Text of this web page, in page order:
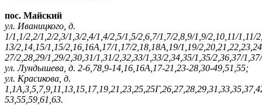
пос. Майский
ул. Иваницкого, д.
1/1,1/2,2/1,2/2,3/1,3/2,4/1,4/2,5/1,5/2,6,7/1,7/2,8,9/1,9/2,10,11/1,11/
13/2,14,15/1,15/2,16,16А,17/1,17/2,18,18А,19/1,19/
27/2,28,29/1,29/2,30,31/1,31/2,32,33/1,33/2,34,35/1,35/2,36,37/
ул. Лундышева, д. 2-6,78,9-14,16,16А,17-21,23-28,30-49,51,55;
ул. Красикова, д.
53,55,59,61,63.